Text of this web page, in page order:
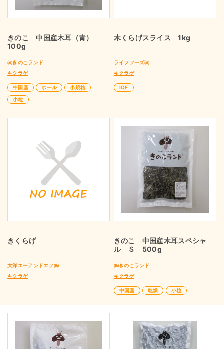
きのこ 中国産木耳（青）
100g
㈱きのこランド
キクラゲ
中国産 ホール
小規格
小粒
木くらげスライス 1kg
ライフフーズ㈱
キクラゲ
IQF
きくらげ
大洋エーアンドエフ㈱
キクラゲ
きのこ 中国産木耳スペシャ
ル Ｓ 500g
㈱きのこランド
キクラゲ
中国産 乾燥 小粒